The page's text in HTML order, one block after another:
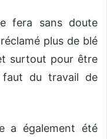
fera sans doute
plus de blé
surtout pour être
faut du travail de
a également été